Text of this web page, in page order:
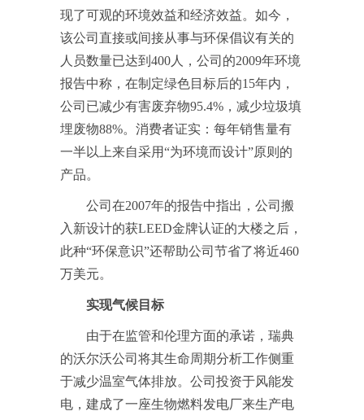
现了可观的环境效益和经济效益。如今，
该公司直接或间接从事与环保倡议有关的
人员数量已达到400人，公司的2009年环境
报告中称，在制定绿色目标后的15年内，
公司已减少有害废弃物95.4%，减少垃圾填
埋废物88%。消费者证实：每年销售量有
一半以上来自采用“为环境而设计”原则的
产品。
公司在2007年的报告中指出，公司搬
入新设计的获LEED金牌认证的大楼之后，
此种“环保意识”还帮助公司节省了将近460
万美元。
实现气候目标
由于在监管和伦理方面的承诺，瑞典
的沃尔沃公司将其生命周期分析工作侧重
于减少温室气体排放。公司投资于风能发
电，建成了一座生物燃料发电厂来生产电